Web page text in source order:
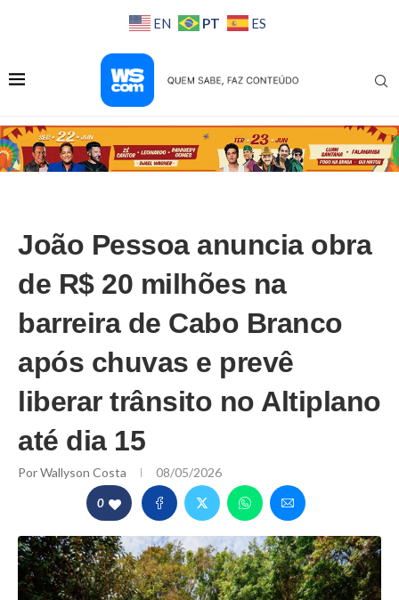
EN PT ES
João Pessoa anuncia obra
de R$ 20 milhões na
barreira de Cabo Branco
após chuvas e prevê
liberar trânsito no Altiplano
até dia 15
PorWallyson Costa 08/05/2026
0